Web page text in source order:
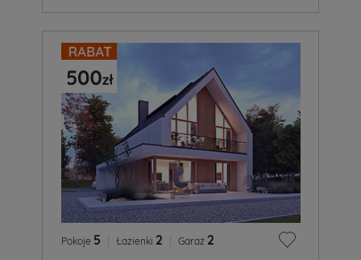
Pokoje 5 Łazienki 2 Garaż 2